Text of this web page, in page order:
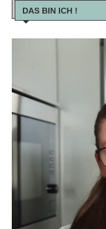
DAS BIN ICH !